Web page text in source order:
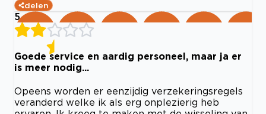
delen
5
Goede service en aardig personeel, maar ja er
is meer nodig...
Opeens worden er eenzijdig verzekeringsregels
veranderd welke ik als erg onplezierig heb